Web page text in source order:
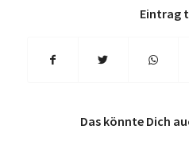
Eintrag
Das könnte Dich